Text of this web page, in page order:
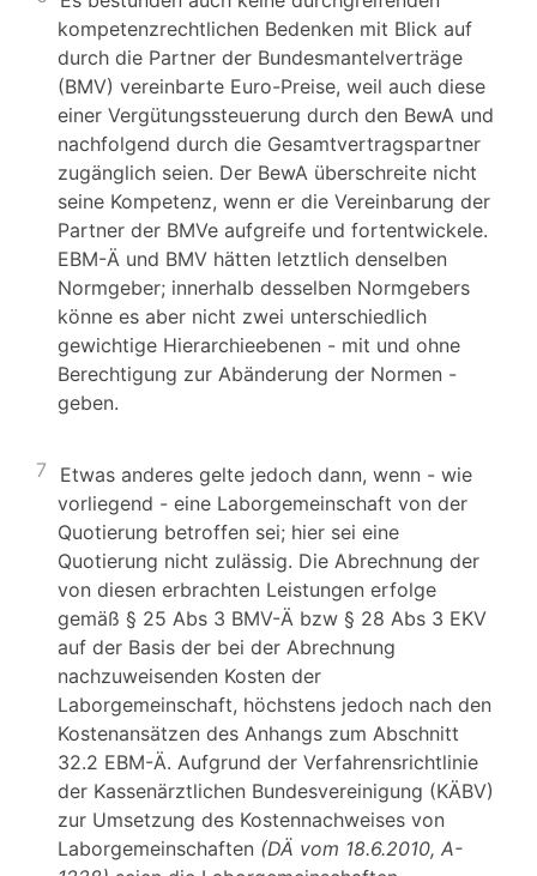
kompetenzrechtlichen Bedenken mit Blick auf
durch die Partner der Bundesmantelverträge
(BMV) vereinbarte Euro-Preise, weil auch diese
einer Vergütungssteuerung durch den BewA und
nachfolgend durch die Gesamtvertragspartner
zugänglich seien. Der BewA überschreite nicht
seine Kompetenz, wenn er die Vereinbarung der
Partner der BMVe aufgreife und fortentwickele.
EBM-Ä und BMV hätten letztlich denselben
Normgeber; innerhalb desselben Normgebers
könne es aber nicht zwei unterschiedlich
gewichtige Hierarchieebenen - mit und ohne
Berechtigung zur Abänderung der Normen -
geben.
7
Etwas anderes gelte jedoch dann, wenn - wie
vorliegend - eine Laborgemeinschaft von der
Quotierung betroffen sei; hier sei eine
Quotierung nicht zulässig. Die Abrechnung der
von diesen erbrachten Leistungen erfolge
gemäß § 25 Abs 3 BMV-Ä bzw § 28 Abs 3 EKV
auf der Basis der bei der Abrechnung
nachzuweisenden Kosten der
Laborgemeinschaft, höchstens jedoch nach den
Kostenansätzen des Anhangs zum Abschnitt
32.2 EBM-Ä. Aufgrund der Verfahrensrichtlinie
der Kassenärztlichen Bundesvereinigung (KÄBV)
zur Umsetzung des Kostennachweises von
Laborgemeinschaften (DÄ vom 18.6.2010, A-